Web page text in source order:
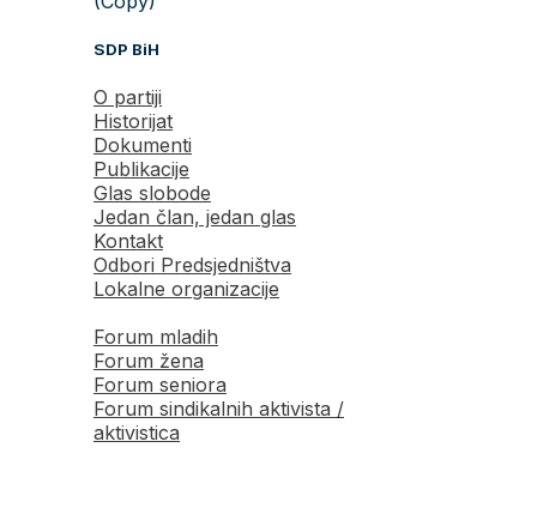
SDP BiH
O partiji
Historijat
Dokumenti
Publikacije
Glas slobode
Jedan član, jedan glas
Kontakt
Odbori Predsjedništva
Lokalne organizacije
Forum mladih
Forum žena
Forum seniora
Forum sindikalnih aktivista /
aktivistica